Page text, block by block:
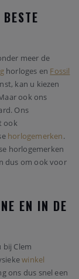
meer de
horloges en Fossil
kan u kiezen
ook ons
Ons
ook
horlogemerken.
horlogemerken
dus om ook voor
EN IN DE
bij Clem
winkel
ons dus snel een